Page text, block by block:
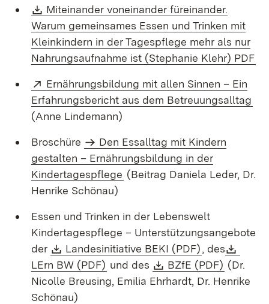
Download:
Miteinander voneinander füreinander.
Warum gemeinsames Essen und Trinken mit
Kleinkindern in der Tagespflege mehr als nur
Nahrungsaufnahme ist (Stephanie Klehr) PDF
Extern:
Ernährungsbildung mit allen Sinnen – Ein
Erfahrungsbericht aus dem Betreuungsalltag
(Anne Lindemann)
Broschüre
Den Essalltag mit Kindern
gestalten – Ernährungsbildung in der
Kindertagespflege (Beitrag Daniela Leder, Dr.
Henrike Schönau)
Essen und Trinken in der Lebenswelt
Kindertagespflege – Unterstützungsangebote
der
Download:
Landesinitiative BEKI (PDF) (Öffnet in
, des
LErn BW (PDF) (Öffnet in neuem Fenster)
und des Download:
BZfE (PDF) (Öffnet
(Dr.
Nicolle Breusing, Emilia Ehrhardt, Dr. Henrike
Schönau)